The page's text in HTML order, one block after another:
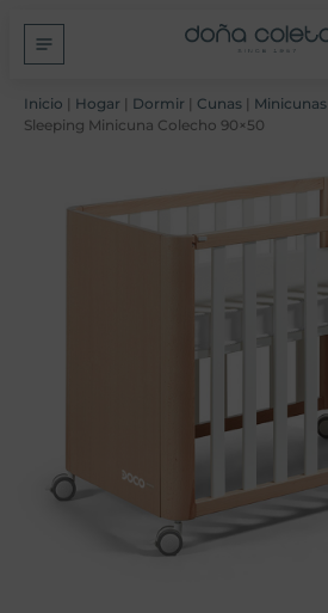
Inicio | Hogar | Dormir | Cunas | Minicunas
Sleeping Minicuna Colecho 90×50